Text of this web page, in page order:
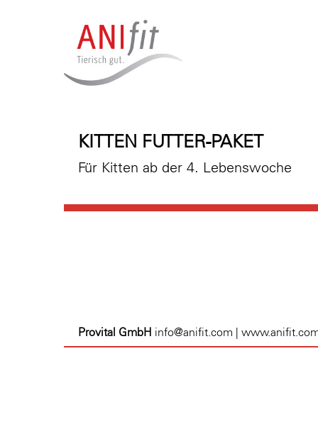
KITTEN FUTTER-PAKET
Für Kitten ab der 4. Lebenswoche
Provital GmbH info@anifit.com |